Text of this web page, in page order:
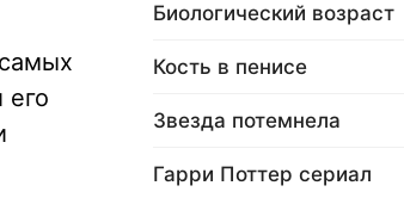
Биологический возраст
Кость в пенисе
Звезда потемнела
Гарри Поттер сериал